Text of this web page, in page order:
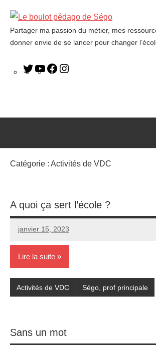
Le
boulot
Partager ma passion du métier, mes
donner envie de se lancer pour changer
Catégorie : Activités de VDC
A quoi ça sert l’école ?
janvier 15, 2023
Seg0_La_Vraie
Aucun
commentaire
Lire la suite
Activités de VDC Ségo, prof principale
Sans un mot